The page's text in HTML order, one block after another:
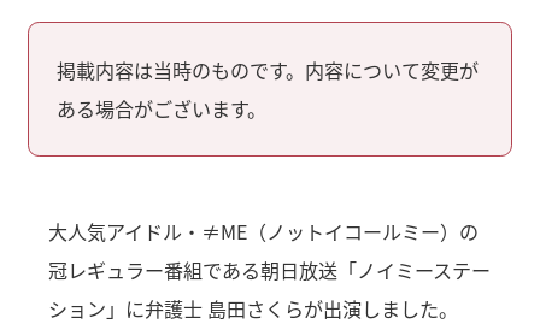
掲載内容は当時のものです。内容について変更が
ある場合がございます。
大人気アイドル・≠ME（ノットイコールミー）の
冠レギュラー番組である朝日放送「ノイミーステー
ション」に弁護士 島田さくらが出演しました。